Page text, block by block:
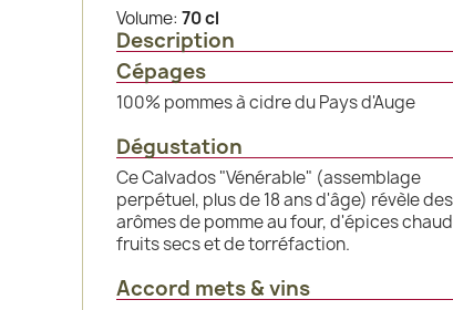
Volume: 70 cl
Description
Cépages
100% pommes à cidre du Pays d'Auge
Dégustation
Ce Calvados "Vénérable" (assemblage
perpétuel, plus de 18 ans d'âge) révèle des
arômes de pomme au four, d'épices
fruits secs et de torréfaction.
Accord mets & vins